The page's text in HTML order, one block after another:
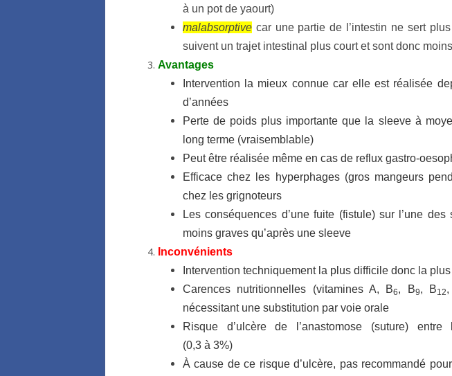
à un pot de yaourt)
malabsorptive car une partie de l’intestin ne sert
suivent un trajet intestinal plus court et sont donc
Avantages
Intervention la mieux connue car elle est réalisée
d’années
Perte de poids plus importante que la sleeve à
long terme (vraisemblable)
Peut être réalisée même en cas de reflux gastro-
Efficace chez les hyperphages (gros mangeurs
chez les grignoteurs
Les conséquences d’une fuite (fistule) sur l’une
moins graves qu’après une sleeve
Inconvénients
Intervention techniquement la plus difficile donc la
Carences nutritionnelles (vitamines A, B6, B9, B12
nécessitant une substitution par voie orale
Risque d’ulcère de l’anastomose (suture) entre
(0,3 à 3%)
À cause de ce risque d’ulcère, pas recommandé